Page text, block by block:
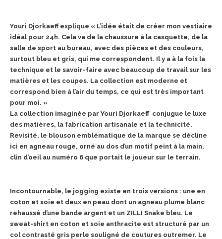
Youri Djorkaeff explique « L’idée était de créer mon vestiaire
idéal pour 24h. Cela va de la chaussure à la casquette, de la
salle de sport au bureau, avec des pièces et des couleurs,
surtout bleu et gris, qui me correspondent. Il y a à la fois la
technique et le savoir-faire avec beaucoup de travail sur les
matières et les coupes. La collection est moderne et
correspond bien à l’air du temps, ce qui est très important
pour moi. »
La collection imaginée par Youri Djorkaeff conjugue le luxe
des matières, la fabrication artisanale et la technicité.
Revisité, le blouson emblématique de la marque se décline
ici en agneau rouge, orné au dos d’un motif peint à la main,
clin d’oeil au numéro 6 que portait le joueur sur le terrain.
Incontournable, le jogging existe en trois versions : une en
coton et soie et deux en peau dont un agneau plume blanc
rehaussé d’une bande argent et un ZILLI Snake bleu. Le
sweat-shirt en coton et soie anthracite est structuré par un
col contrasté gris perle souligné de coutures outremer. Le